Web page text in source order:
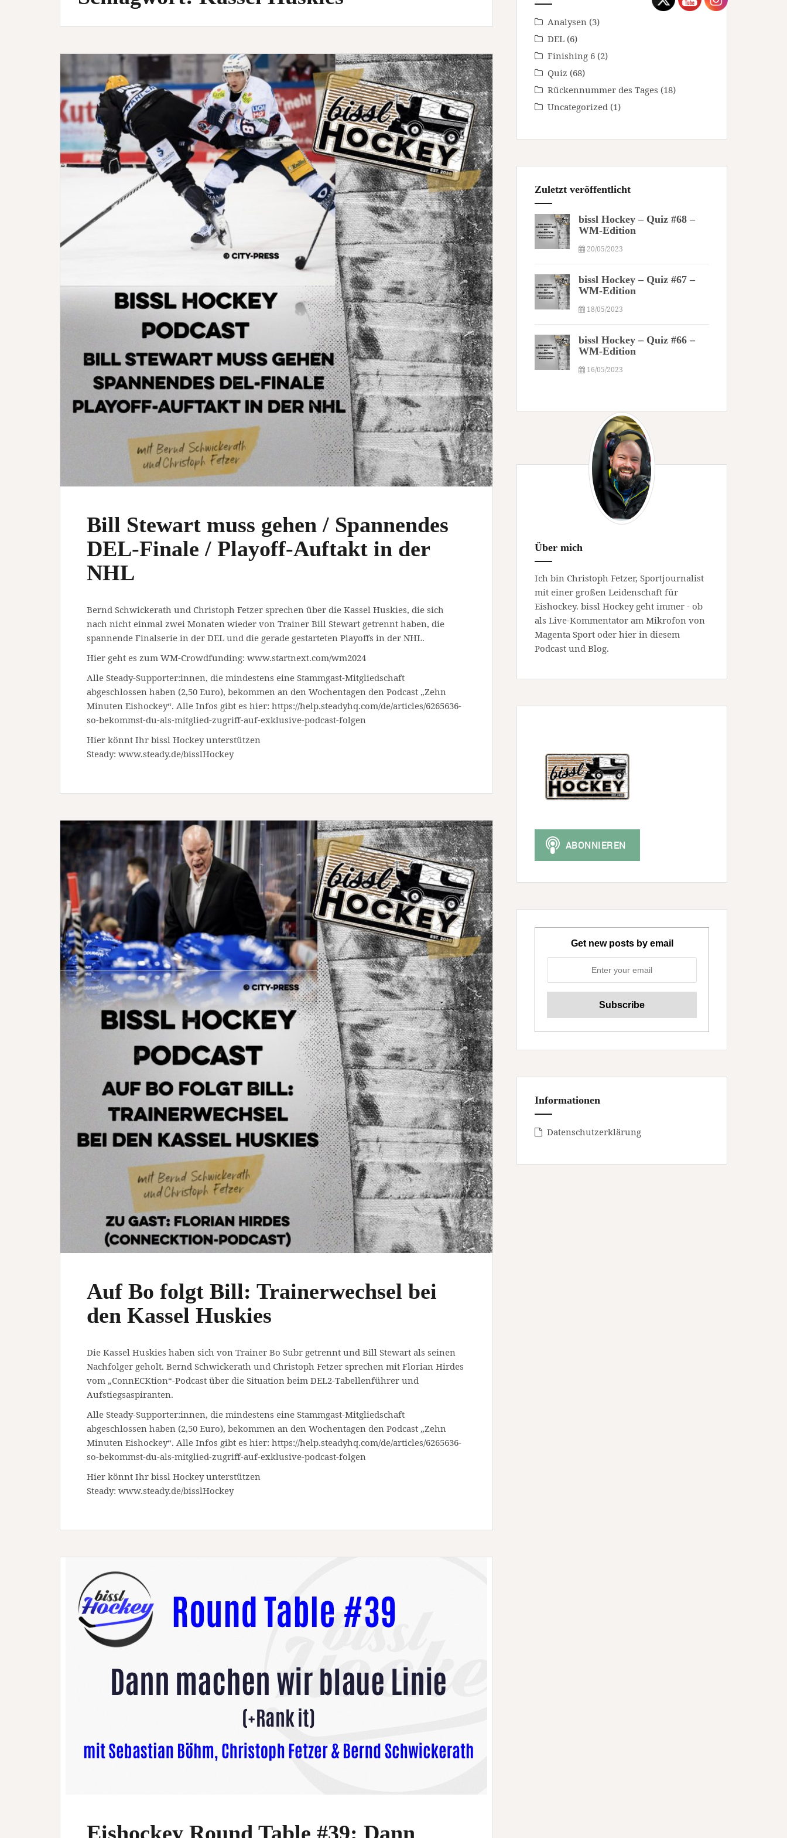
Bill Stewart muss gehen / Spannendes
DEL-Finale / Playoff-Auftakt in der
NHL
Bernd Schwickerath und Christoph Fetzer sprechen über die Kassel Huskies, die sich
nach nicht einmal zwei Monaten wieder von Trainer Bill Stewart getrennt haben, die
spannende Finalserie in der DEL und die gerade gestarteten Playoffs in der NHL.
Hier geht es zum WM-Crowdfunding: www.startnext.com/wm2024
Alle Steady-Supporter:innen, die mindestens eine Stammgast-Mitgliedschaft
abgeschlossen haben (2,50 Euro), bekommen an den Wochentagen den Podcast „Zehn
Minuten Eishockey“. Alle Infos gibt es hier: https://help.steadyhq.com/de/articles/6265636-
so-bekommst-du-als-mitglied-zugriff-auf-exklusive-podcast-folgen
Hier könnt Ihr bissl Hockey unterstützen
Steady: www.steady.de/bisslHockey
Auf Bo folgt Bill: Trainerwechsel bei
den Kassel Huskies
Die Kassel Huskies haben sich von Trainer Bo Subr getrennt und Bill Stewart als seinen
Nachfolger geholt. Bernd Schwickerath und Christoph Fetzer sprechen mit Florian Hirdes
vom „ConnECKtion“-Podcast über die Situation beim DEL2-Tabellenführer und
Aufstiegsaspiranten.
Alle Steady-Supporter:innen, die mindestens eine Stammgast-Mitgliedschaft
abgeschlossen haben (2,50 Euro), bekommen an den Wochentagen den Podcast „Zehn
Minuten Eishockey“. Alle Infos gibt es hier: https://help.steadyhq.com/de/articles/6265636-
so-bekommst-du-als-mitglied-zugriff-auf-exklusive-podcast-folgen
Hier könnt Ihr bissl Hockey unterstützen
Steady: www.steady.de/bisslHockey
Eishockey Round Table #39: Dann
Analysen (3)
DEL (6)
Finishing 6 (2)
Quiz (68)
Rückennummer des Tages (18)
Uncategorized (1)
Zuletzt veröffentlicht
bissl Hockey – Quiz #68 –
WM-Edition
20/05/2023
bissl Hockey – Quiz #67 –
WM-Edition
18/05/2023
bissl Hockey – Quiz #66 –
WM-Edition
16/05/2023
Über mich
Ich bin Christoph Fetzer, Sportjournalist
mit einer großen Leidenschaft für
Eishockey. bissl Hockey geht immer - ob
als Live-Kommentator am Mikrofon von
Magenta Sport oder hier in diesem
Podcast und Blog.
Get new posts by email
Informationen
Datenschutzerklärung